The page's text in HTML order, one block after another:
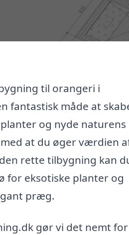
til orangeri i
fantastisk måde at
og nyde naturens
at du øger værdien
rette tilbygning kan
for eksotiske planter og
præg.
gør vi det nemt for